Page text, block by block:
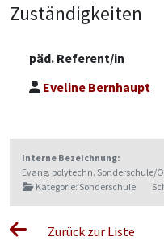
Zuständigkeiten
päd. Referent/in
Eveline Bernhaupt
Interne Bezeichnung:
Evang. polytechn. Sonderschule/
Kategorie: Sonderschule
Zurück zur Liste